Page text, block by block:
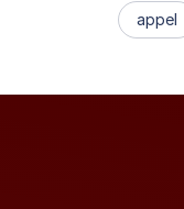
appel